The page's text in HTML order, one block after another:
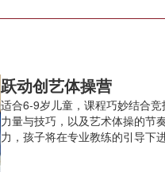
跃动创艺体操营
适合6-9岁儿童，课程巧妙结合竞
力量与技巧，以及艺术体操的节
力，孩子将在专业教练的引导下